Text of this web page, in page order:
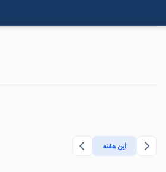
این هفته